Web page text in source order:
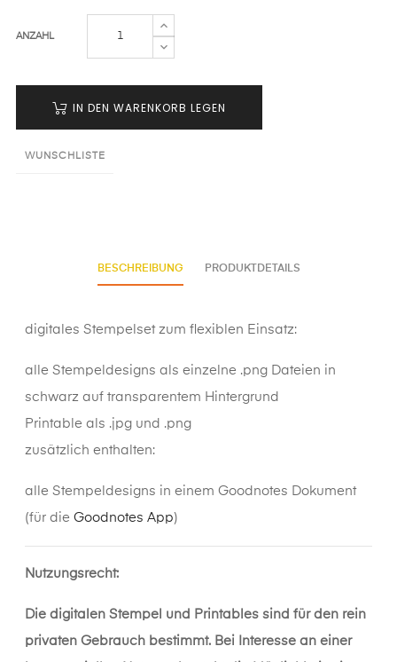
ANZAHL
IN DEN WARENKORB LEGEN
WUNSCHLISTE
BESCHREIBUNG PRODUKTDETAILS
digitales Stempelset zum flexiblen Einsatz:
alle Stempeldesigns als einzelne .png Dateien in
schwarz auf transparentem Hintergrund
Printable als .jpg und .png
zusätzlich enthalten:
alle Stempeldesigns in einem Goodnotes Dokument
(für die Goodnotes App)
Nutzungsrecht:
Die digitalen Stempel und Printables sind für den rein
privaten Gebrauch bestimmt. Bei Interesse an einer